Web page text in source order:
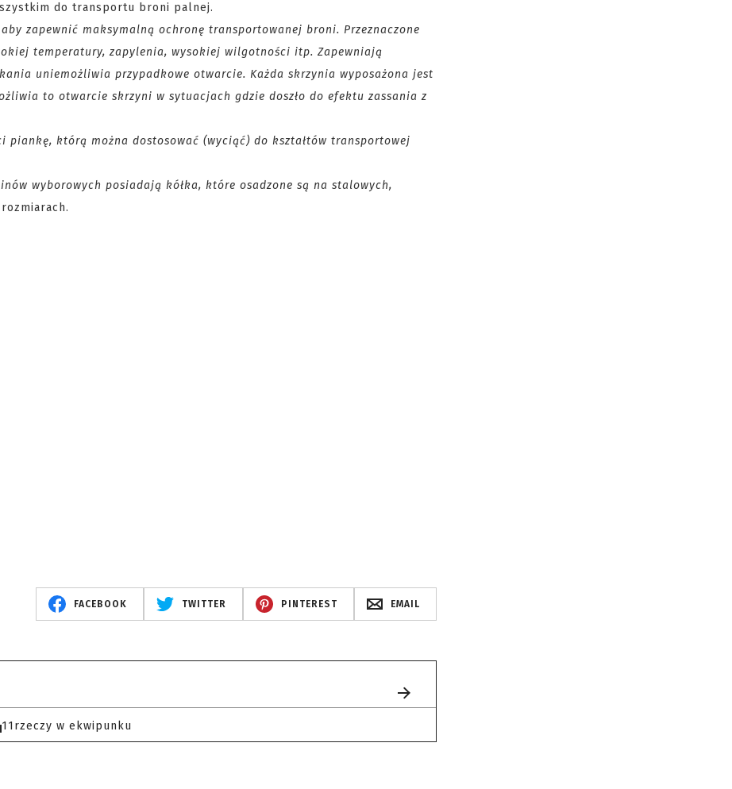
do transportu broni palnej.
zapewnić maksymalną ochronę transportowanej broni. Przeznaczone
temperatury, zapylenia, wysokiej wilgotności itp. Zapewniają
uniemożliwia przypadkowe otwarcie. Każda skrzynia wyposażona jest
to otwarcie skrzyni w sytuacjach gdzie doszło do efektu zassania z
piankę, którą można dostosować (wyciąć) do kształtów transportowej
wyborowych posiadają kółka, które osadzone są na stalowych,
FACEBOOK TWITTER PINTEREST EMAIL
11rzeczy w ekwipunku